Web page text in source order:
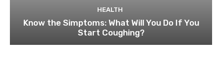
HEALTH
Know the Simptoms: What Will You Do If You
Start Coughing?